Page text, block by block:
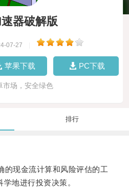
器破解版
07-27
苹果下载 PC下载
市场，安全绿色
排行
现金流计算和风险评估的工
地进行投资决策。